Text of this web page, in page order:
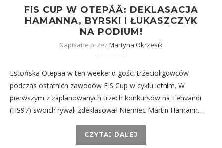
FIS CUP W OTEPÄÄ: DEKLASACJA
HAMANNA, BYRSKI I ŁUKASZCZYK
NA PODIUM!
Napisane przez Martyna Okrzesik
Estońska Otepää w ten weekend gości trzecioligowców
podczas ostatnich zawodów FIS Cup w cyklu letnim. W
pierwszym z zaplanowanych trzech konkursów na Tehvandi
(HS97) swoich rywali zdeklasował Niemiec Martin Hamann.…
CZYTAJ DALEJ